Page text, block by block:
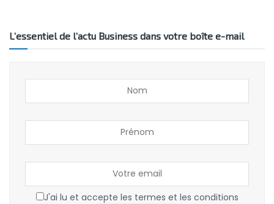
L’essentiel de l’actu Business dans votre boîte e-mail
J'ai lu et accepte les termes et les conditions